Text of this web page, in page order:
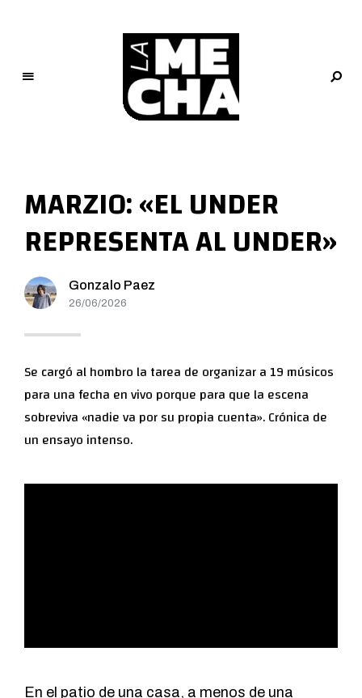
M
e
c
h
a
PERIODISMO DIGITAL
MARZIO: «EL UNDER
REPRESENTA AL UNDER»
Gonzalo Paez
26/06/2026
Se cargó al hombro la tarea de organizar a 19 músicos
para una fecha en vivo porque para que la escena
sobreviva «nadie va por su propia cuenta». Crónica de
un ensayo intenso.
En el patio de una casa, a menos de una